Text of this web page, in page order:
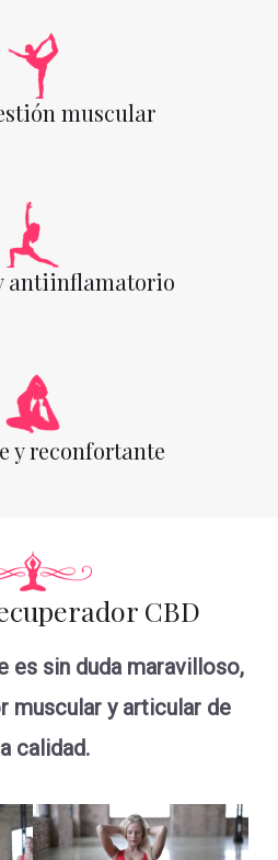
muscular
antiinflamatorio
y reconfortante
CBD
es sin duda maravilloso,
muscular y articular de
calidad.